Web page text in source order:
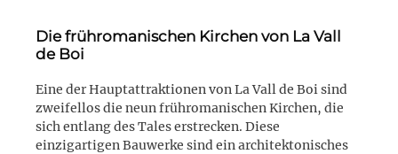
Die frühromanischen Kirchen von La Vall
de Boi
Eine der Hauptattraktionen von La Vall de Boi sind
zweifellos die neun frühromanischen Kirchen, die
sich entlang des Tales erstrecken. Diese
einzigartigen Bauwerke sind ein architektonisches